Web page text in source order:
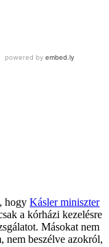
hogyKásler miniszter
a kórházi kezelésre
Másokat nem
nem beszélve azokról,